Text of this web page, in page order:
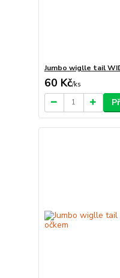
Jumbo wiglle tail
60 Kč/ks